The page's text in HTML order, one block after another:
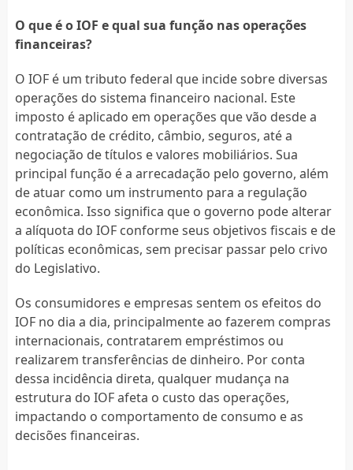
O que é o IOF e qual sua função nas operações
financeiras?
O IOF é um tributo federal que incide sobre diversas
operações do sistema financeiro nacional. Este
imposto é aplicado em operações que vão desde a
contratação de crédito, câmbio, seguros, até a
negociação de títulos e valores mobiliários. Sua
principal função é a arrecadação pelo governo, além
de atuar como um instrumento para a regulação
econômica. Isso significa que o governo pode alterar
a alíquota do IOF conforme seus objetivos fiscais e de
políticas econômicas, sem precisar passar pelo crivo
do Legislativo.
Os consumidores e empresas sentem os efeitos do
IOF no dia a dia, principalmente ao fazerem compras
internacionais, contratarem empréstimos ou
realizarem transferências de dinheiro. Por conta
dessa incidência direta, qualquer mudança na
estrutura do IOF afeta o custo das operações,
impactando o comportamento de consumo e as
decisões financeiras.